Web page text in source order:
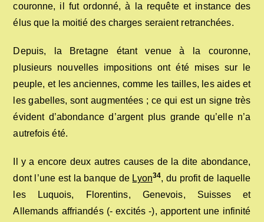
couronne, il fut ordonné, à la requête et instance des
élus que la moitié des charges seraient retranchées.
Depuis, la Bretagne étant venue à la couronne,
plusieurs nouvelles impositions ont été mises sur le
peuple, et les anciennes, comme les tailles, les aides et
les gabelles, sont augmentées ; ce qui est un signe très
évident d’abondance d’argent plus grande qu’elle n’a
autrefois été.
Il y a encore deux autres causes de la dite abondance,
dont l’une est la banque de Lyon34, du profit de laquelle
les Luquois, Florentins, Genevois, Suisses et
Allemands affriandés (- excités -), apportent une infinité